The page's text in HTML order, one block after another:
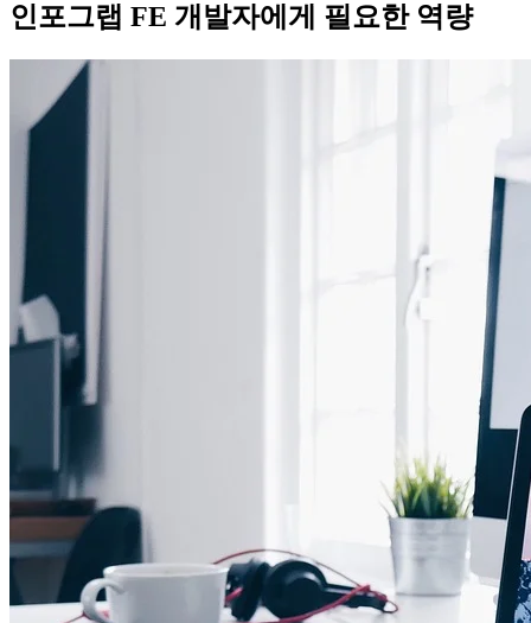
인포그랩 FE 개발자에게 필요한 역량